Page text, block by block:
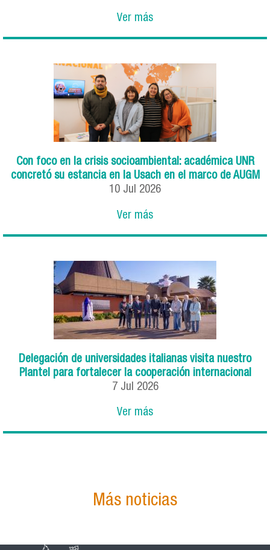
Ver más
Con foco en la crisis socioambiental: académica UNR
concretó su estancia en la Usach en el marco de AUGM
10 Jul 2026
Ver más
Delegación de universidades italianas visita nuestro
Plantel para fortalecer la cooperación internacional
7 Jul 2026
Ver más
Más noticias